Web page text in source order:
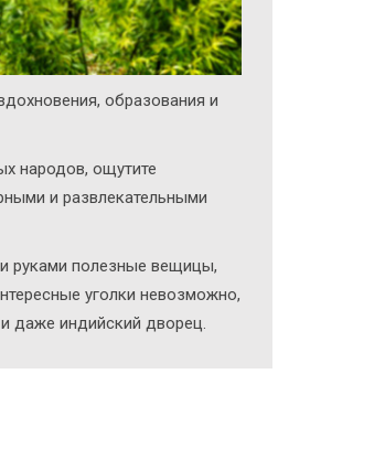
образования и
народов, ощутите
и развлекательными
руками полезные вещицы,
уголки невозможно,
даже индийский дворец.